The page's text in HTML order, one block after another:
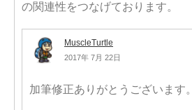
の関連性をつなげております。
MuscleTurtle
2017年 7月 22日
加筆修正ありがとうございます。